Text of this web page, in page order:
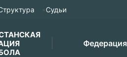
Судьи
Федерация